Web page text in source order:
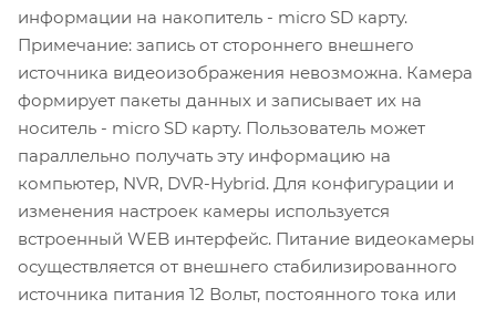
информации на накопитель - micro SD карту.
Примечание: запись от стороннего внешнего
источника видеоизображения невозможна. Камера
формирует пакеты данных и записывает их на
носитель - micro SD карту. Пользователь может
параллельно получать эту информацию на
компьютер, NVR, DVR-Hybrid. Для конфигурации и
изменения настроек камеры используется
встроенный WEB интерфейс. Питание видеокамеры
осуществляется от внешнего стабилизированного
источника питания 12 Вольт, постоянного тока или